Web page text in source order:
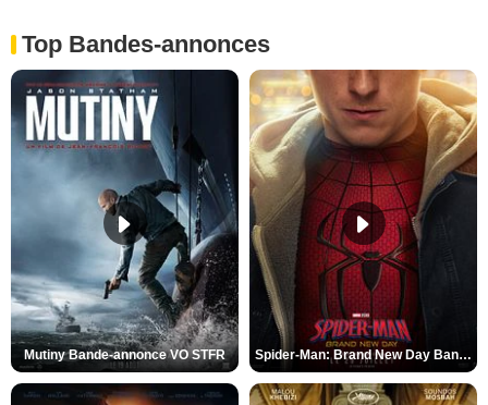
Top Bandes-annonces
Mutiny Bande-annonce VO STFR Spider-Man: Brand New Day Bande-annonce VO STFR